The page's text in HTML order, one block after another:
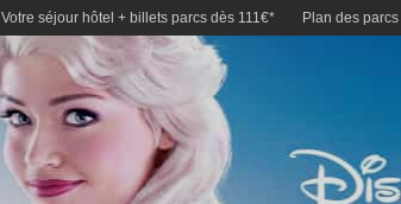
Votre séjour hôtel + billets parcs dès 111€* Plan des parcs